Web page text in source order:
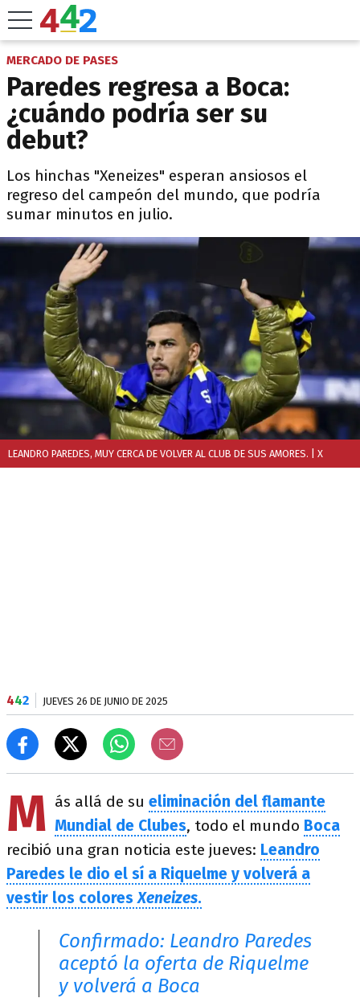
MERCADO DE PASES
Paredes regresa a Boca:
¿cuándo podría ser su
debut?
Los hinchas "Xeneizes" esperan ansiosos el
regreso del campeón del mundo, que podría
sumar minutos en julio.
LEANDRO PAREDES, MUY CERCA DE VOLVER AL CLUB DE SUS AMORES. | X
442 JUEVES 26 DE JUNIO DE 2025
M ás allá de su eliminación del flamante
Mundial de Clubes, todo el mundo Boca
recibió una gran noticia este jueves: Leandro
Paredes le dio el sí a Riquelme y volverá a
vestir los coloresXeneizes.
Confirmado: Leandro Paredes
aceptó la oferta de Riquelme
y volverá a Boca